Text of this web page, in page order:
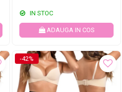
IN STOC
ADAUGA IN COS
-42%